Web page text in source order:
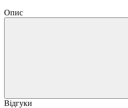
Опис
Відгуки